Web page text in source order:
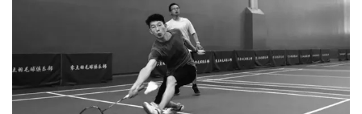
成都羽毛球队在邀请赛中
的速度表现分析与精彩瞬
间回顾